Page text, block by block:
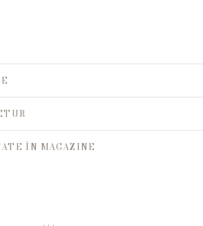
ÎN MAGAZINE